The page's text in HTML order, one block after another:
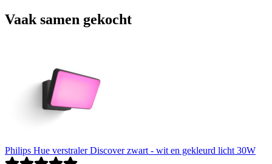
Vaak samen gekocht
Philips Hue verstraler Discover zwart - wit en gekleurd licht 30W